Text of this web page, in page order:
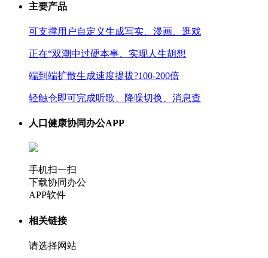
主要产品
可支撑用户自定义生成写实、漫画、逛戏
正在“双潮中过硬本事、实现人生胡想
端到端扩散生成速度提拔?100-200倍
轻触仓即可完成听歌、降噪切换、消息查
人口健康协同办公APP
手机扫一扫
下载协同办公
APP软件
相关链接
请选择网站